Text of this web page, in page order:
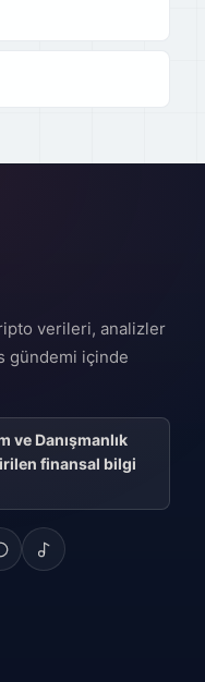
verileri, analizler
gündemi içinde
ve Danışmanlık
finansal bilgi